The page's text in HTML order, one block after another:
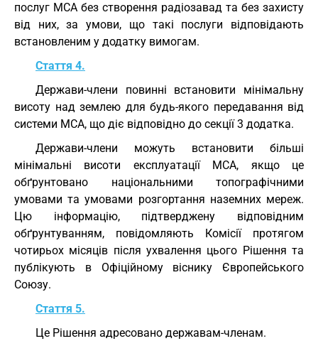
послуг MCA без створення радіозавад та без захисту
від них, за умови, що такі послуги відповідають
встановленим у додатку вимогам.
Стаття 4.
Держави-члени повинні встановити мінімальну
висоту над землею для будь-якого передавання від
системи MCA, що діє відповідно до секції 3 додатка.
Держави-члени можуть встановити більші
мінімальні висоти експлуатації MCA, якщо це
обґрунтовано національними топографічними
умовами та умовами розгортання наземних мереж.
Цю інформацію, підтверджену відповідним
обґрунтуванням, повідомляють Комісії протягом
чотирьох місяців після ухвалення цього Рішення та
публікують в Офіційному віснику Європейського
Союзу.
Стаття 5.
Це Рішення адресовано державам-членам.